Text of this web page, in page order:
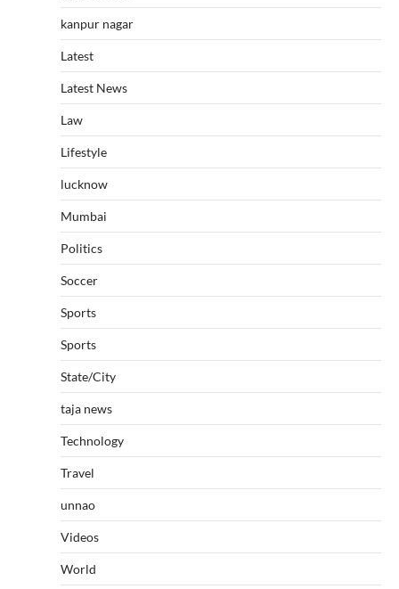
kanpur nagar
Latest
Latest News
Law
Lifestyle
lucknow
Mumbai
Politics
Soccer
Sports
Sports
State/City
taja news
Technology
Travel
unnao
Videos
World